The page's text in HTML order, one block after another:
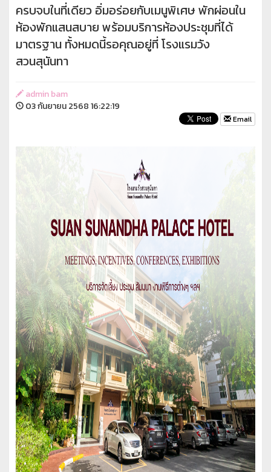
ครบจบในที่เดียว อิ่มอร่อยกับเมนูพิเศษ พักผ่อนใน
ห้องพักแสนสบาย พร้อมบริการห้องประชุมที่ได้
มาตรฐาน ทั้งหมดนี้รอคุณอยู่ที่ โรงแรมวัง
สวนสุนันทา
admin bam
03 กันยายน 2568 16:22:19
Email